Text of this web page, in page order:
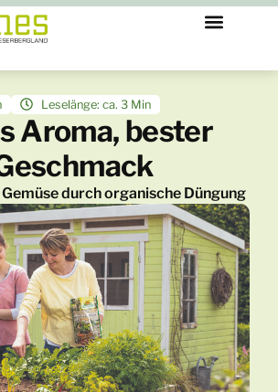
Leselänge: ca. 3 Min
Aroma, bester
durch organische Düngung